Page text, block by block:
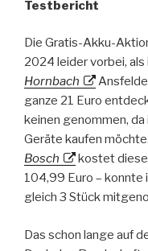
Testbericht
Die Gratis-Akku-
2024 leider vorbei,
Hornbach
ganze 21 Euro
keinen genommen,
Geräte kaufen
Bosch
kostet
104,99 Euro – konnte
gleich 3 Stück
Das schon lange auf